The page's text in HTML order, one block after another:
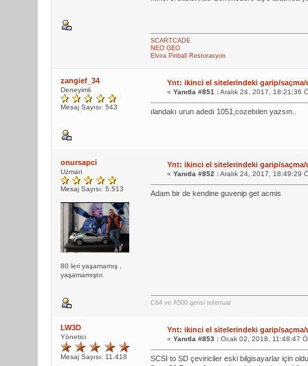
SCARTCADE
NEO GEO
Elvira Pinball Restorasyon
zangief_34
Deneyimli
Mesaj Sayısı: 543
Ynt: ikinci el sitelerindeki garip/
« Yanıtla #851 :Aralık 24, 2017, 18:21:36
ılandakı urun adedı 1051,cozebılen yazsın..
onursapci
Uzman
Mesaj Sayısı: 5.513
80 leri yaşamamış ,
yaşamamıştır.
Ynt: ikinci el sitelerindeki garip/
« Yanıtla #852 :Aralık 24, 2017, 18:49:29
Adam bir de kendine guvenip get acmis
C64 ve A500 gerisi teferruat
LW3D
Yönetici
Mesaj Sayısı: 11.418
Ynt: ikinci el sitelerindeki garip/
« Yanıtla #853 :Ocak 02, 2018, 11:48:47
SCSI to SD çeviriciler eski bilgisayarlar için